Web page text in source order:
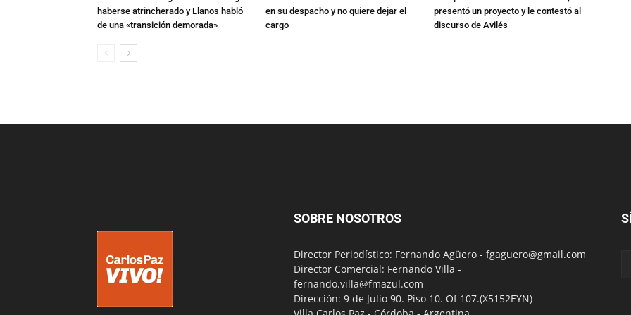
haberse atrincherado y Llanos habló
de una «transición demorada»
en su despacho y no quiere dejar el
cargo
presentó un proyecto y le contestó al
discurso de Avilés
SOBRE NOSOTROS
Director Periodístico: Fernando Agüero - fgaguero@gmail.com
Director Comercial: Fernando Villa -
fernando.villa@fmazul.com
Dirección: 9 de Julio 90. Piso 10. Of 107.(X5152EYN)